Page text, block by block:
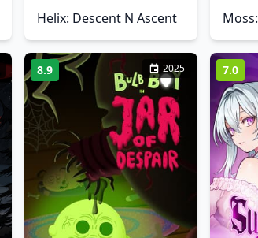
Helix: Descent N Ascent
8.9 2025 7.0